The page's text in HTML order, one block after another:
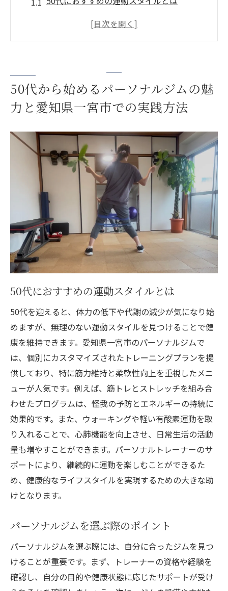
パーソナルジムを選ぶ際のポイント
健康維持のための簡単なエクササイズ
50代からの運動がもたらす効果
愛知県一宮市のパーソナルジムで無理なく継続
無理のない目標設定の方法
トレーナーと一緒に作る体験プログラム
継続を支えるメンタルサポート
運動を習慣化するためのヒント
ジム通いを楽しむためのアイデア
日常生活に運動を取り入れる工夫
専属トレーナーとの連携で50代でも続けられる
運動習慣
トレーナーの選び方とその重要性
個別指導がもたらす成果とは
50代向けの特別プログラムの内容
トレーナーと築く信頼関係の大切さ
持続可能なフィットネスプランの作成
フィードバックを活かしたトレーニング改
善
愛知県一宮市のパーソナルジムで健康的な毎日
を手に入れる方法
ジムでの健康チェックの重要性
食事管理と運動のバランスを取る方法
ジムを通じたコミュニティの形成
日々の健康状態を確認する手段
トレーニング効果を実感するポイント
パーソナルジムでの継続が50代の健康ライフス
タイルを変える理由
長続きするフィットネスライフの秘訣
運動がもたらす精神的な健康効果
50代から始めるパーソナルジムの魅
力と愛知県一宮市での実践方法
50代におすすめの運動スタイルとは
50代を迎えると、体力の低下や代謝の減少が気になり始
めますが、無理のない運動スタイルを見つけることで健
康を維持できます。愛知県一宮市のパーソナルジムで
は、個別にカスタマイズされたトレーニングプランを提
供しており、特に筋力維持と柔軟性向上を重視したメニ
ューが人気です。例えば、筋トレとストレッチを組み合
わせたプログラムは、怪我の予防とエネルギーの持続に
効果的です。また、ウォーキングや軽い有酸素運動を取
り入れることで、心肺機能を向上させ、日常生活の活動
量も増やすことができます。パーソナルトレーナーのサ
ポートにより、継続的に運動を楽しむことができるた
め、健康的なライフスタイルを実現するための大きな助
けとなります。
パーソナルジムを選ぶ際のポイント
パーソナルジムを選ぶ際には、自分に合ったジムを見つ
けることが重要です。まず、トレーナーの資格や経験を
確認し、自分の目的や健康状態に応じたサポートが受け